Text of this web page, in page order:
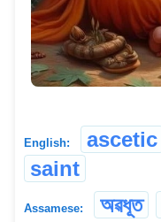
English: ascetic
saint
Assamese: অৱধূত